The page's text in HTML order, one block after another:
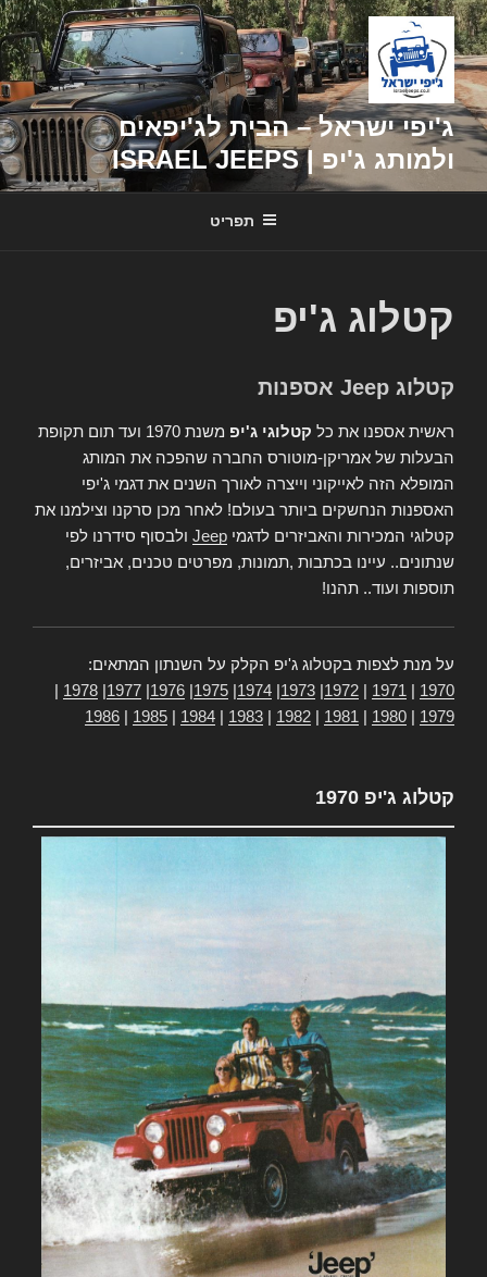
דילוג
לתוכן
ג'יפי ישראל – הבית לג'יפאים
ולמותג ג'יפ | ISRAEL JEEPS
תפריט
קטלוג ג'יפ
קטלוג Jeep אספנות
ראשית אספנו את כל קטלוגי ג'יפ
משנת 1970 ועד תום תקופת
הבעלות של אמריקן-מוטורס החברה שהפכה את המותג
המופלא הזה לאייקוני וייצרה לאורך השנים את דגמי ג'יפי
האספנות הנחשקים ביותר בעולם! לאחר מכן סרקנו וצילמנו את
קטלוגי המכירות והאביזרים לדגמי Jeep ולבסוף סידרנו לפי
שנתונים.. עיינו בכתבות ,תמונות, מפרטים טכנים, אביזרים,
תוספות ועוד.. תהנו!
על מנת לצפות בקטלוג ג'יפ הקלק על השנתון המתאים:
1970
1971
1972
1973
1974
1975
1976
1977
1978
1979
1980
1981
1982
1983
1984
1985
1986
קטלוג ג'יפ 1970